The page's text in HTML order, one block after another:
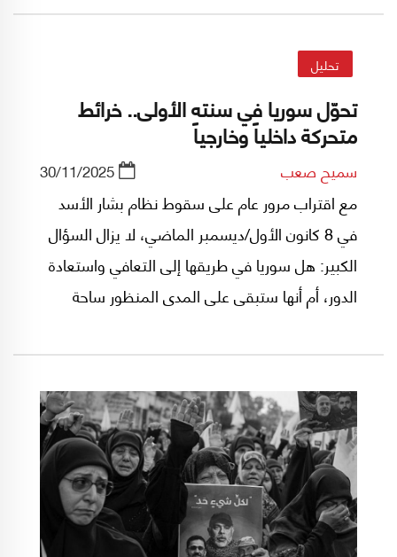
أن تأخذ في الاعتبار لاحقاً مصالح دول أخرى أولها
إسرائيل وثانيها الأردن.
تحليل
تحوّل سوريا في سنته الأولى.. خرائط
متحركة داخلياً وخارجياً
سميح صعب 30/11/2025
مع اقتراب مرور عام على سقوط نظام بشار الأسد
في 8 كانون الأول/ديسمبر الماضي، لا يزال السؤال
الكبير: هل سوريا في طريقها إلى التعافي واستعادة
الدور، أم أنها ستبقى على المدى المنظور ساحة
القريب والبعيد؟